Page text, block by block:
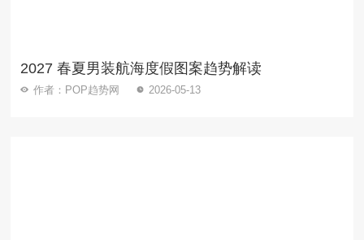
2027 春夏男装航海度假图案趋势解读
作者：POP趋势网 2026-05-13